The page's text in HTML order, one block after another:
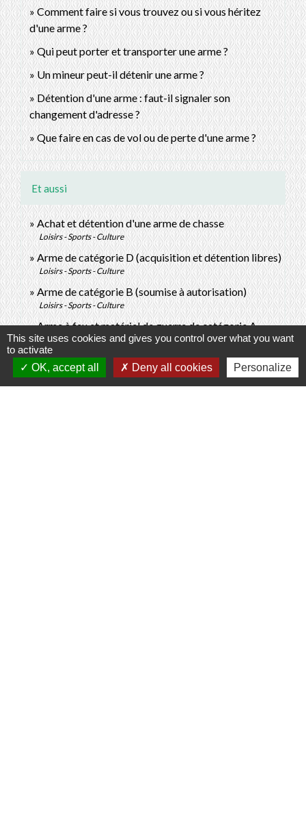
Comment faire si vous trouvez ou si vous héritez
d'une arme ?
Qui peut porter et transporter une arme ?
Un mineur peut-il détenir une arme ?
Détention d'une arme : faut-il signaler son
changement d'adresse ?
Que faire en cas de vol ou de perte d'une arme ?
Et aussi
Achat et détention d'une arme de chasse
Loisirs - Sports - Culture
Arme de catégorie D (acquisition et détention libres)
Loisirs - Sports - Culture
Arme de catégorie B (soumise à autorisation)
Loisirs - Sports - Culture
Arme à feu et matériel de guerre de catégorie A
Loisirs - Sports - Culture
Carte européenne d'armes à feu
Loisirs - Sports - Culture
This site uses cookies and gives you control over what you want
to activate
OK, accept all
Deny all cookies Personalize